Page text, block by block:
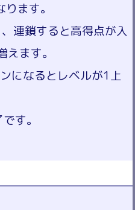
ます。
連鎖すると高得点が入
ます。
になるとレベルが1上
す。